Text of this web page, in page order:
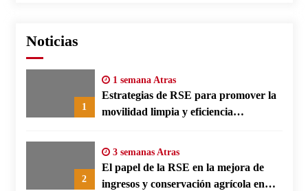
Noticias
1
1 semana Atras
Estrategias de RSE para promover la
movilidad limpia y eficiencia
2
3 semanas Atras
El papel de la RSE en la mejora de
ingresos y conservación agrícola en